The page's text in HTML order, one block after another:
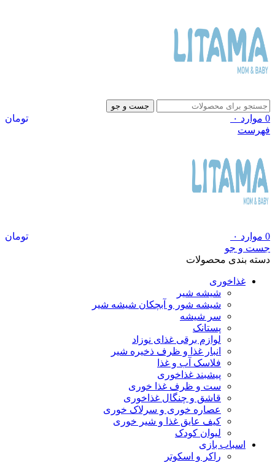
جست و جو
0 موارد ۰
تومان
فهرست
0 موارد ۰
تومان
جست و جو
دسته بندی محصولات
غذاخوری
شیشه شیر
شیشه ‌شور و آبچکان شیشه‌ شیر
سر شیشه
پستانک
لوازم برقی غذای نوزاد
انبار غذا و ظرف ذخیره شیر
فلاسک آب و غذا
پیشبند غذاخوری
ست و ظرف غذا خوری
قاشق و چنگال غذاخوری
عصاره خوری و سرلاک خوری
کیف عایق غذا و شیر خوری
لیوان کودک
اسباب بازی
راکر و اسکوتر